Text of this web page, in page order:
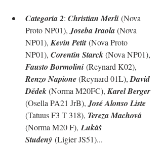
Categoría 2: Christian Merli (Nova
Proto NP01), Joseba Iraola (Nova
NP01), Kevin Petit (Nova Proto
NP01), Corentin Starck (Nova NP01),
Fausto Bormolini (Reynard K02),
Renzo Napione (Reynard 01L), David
Dědek (Norma M20FC), Karel Berger
(Osella PA21 JrB), José Alonso Liste
(Tatuus F3 T 318), Tereza Machová
(Norma M20 F), Lukáš
Studený (Ligier JS51)...